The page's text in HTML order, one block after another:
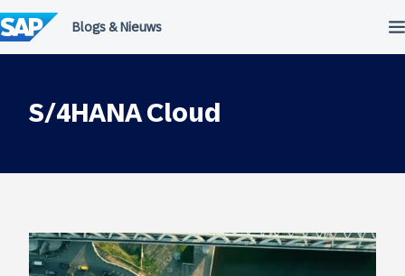
naar
de
inhoud
S/4HANA Cloud